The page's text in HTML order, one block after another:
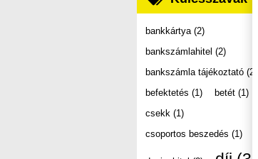
bankkártya (2)
bankszámlahitel (2)
bankszámla tájékoztató (2)
befektetés (1) betét (1)
csekk (1)
csoportos beszedés (1)